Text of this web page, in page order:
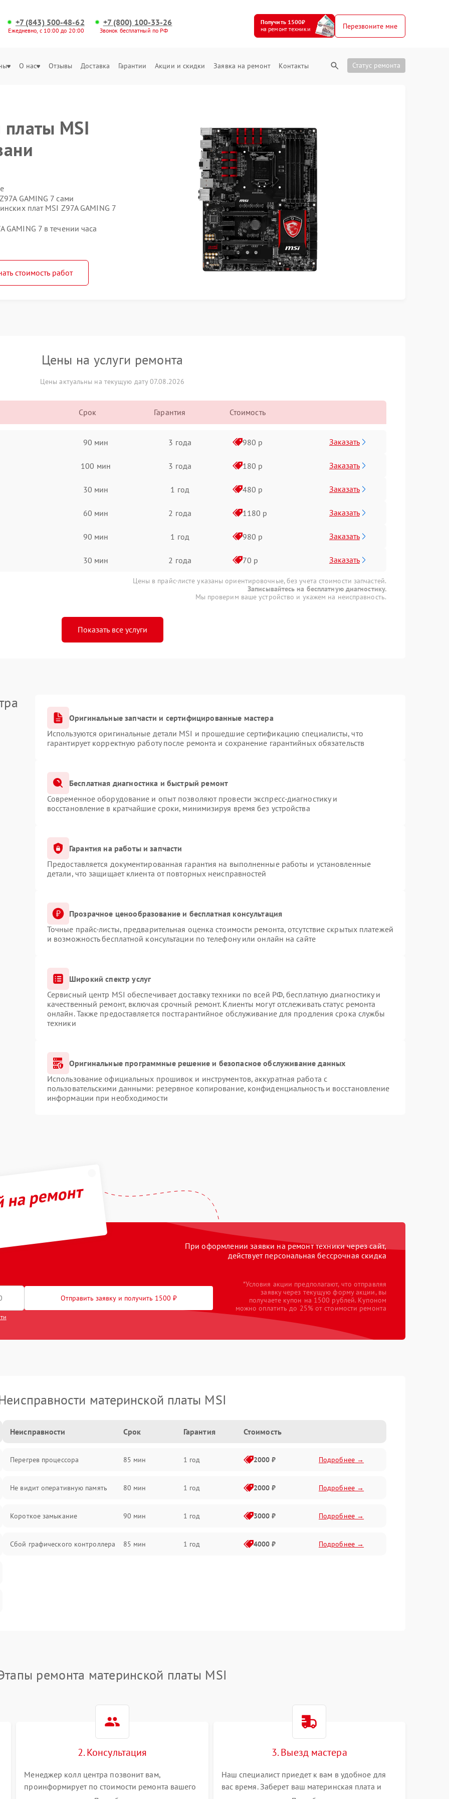
+7 (843) 500-48-62
Ежедневно, с 10:00 до 20:00
+7 (800) 100-33-26
Звонок бесплатный по РФ
Получить 1500₽
на ремонт техники
Перезвоните мне
О нас Отзывы Доставка Гарантии Акции и скидки Заявка на ремонт Контакты Статус ремонта
MSI
GAMING 7 сами
плат MSI Z97A GAMING 7
7 в течении часа
стоимость работ
Цены на услуги ремонта
Цены актуальны на текущую дату 07.08.2026
Срок Гарантия Стоимость
90 мин 3 года 980 р Заказать
100 мин 3 года 180 р Заказать
30 мин 1 год 480 р Заказать
60 мин 2 года 1180 р Заказать
90 мин 1 год 980 р Заказать
30 мин 2 года 70 р Заказать
Цены в прайс-листе указаны ориентировочные, без учета стоимости запчастей.
Записывайтесь на бесплатную диагностику.
Мы проверим ваше устройство и укажем на неисправность.
Показать все услуги
Оригинальные запчасти и сертифицированные мастера
Используются оригинальные детали MSI и прошедшие сертификацию специалисты, что
гарантирует корректную работу после ремонта и сохранение гарантийных обязательств
Бесплатная диагностика и быстрый ремонт
Современное оборудование и опыт позволяют провести экспресс-диагностику и
восстановление в кратчайшие сроки, минимизируя время без устройства
Гарантия на работы и запчасти
Предоставляется документированная гарантия на выполненные работы и установленные
детали, что защищает клиента от повторных неисправностей
Прозрачное ценообразование и бесплатная консультация
Точные прайс-листы, предварительная оценка стоимости ремонта, отсутствие скрытых платежей
и возможность бесплатной консультации по телефону или онлайн на сайте
Широкий спектр услуг
Сервисный центр MSI обеспечивает доставку техники по всей РФ, бесплатную диагностику и
качественный ремонт, включая срочный ремонт. Клиенты могут отслеживать статус ремонта
онлайн. Также предоставляется постгарантийное обслуживание для продления срока службы
техники
Оригинальные программные решение и безопасное обслуживание данных
Использование официальных прошивок и инструментов, аккуратная работа с
пользовательскими данными: резервное копирование, конфиденциальность и восстановление
информации при необходимости
ремонт
При оформлении заявки на ремонт техники через сайт,
действует персональная бессрочная скидка
Отправить заявку и получить 1500 ₽
*Условия акции предполагают, что отправляя
заявку через текущую форму акции, вы
получаете купон на 1500 рублей. Купоном
можно оплатить до 25% от стоимости ремонта
материнской платы MSI
Неисправности Срок Гарантия Стоимость
Перегрев процессора 85 мин 1 год 2000 ₽ Подробнее →
Не видит оперативную память 80 мин 1 год 2000 ₽ Подробнее →
Короткое замыкание 90 мин 1 год 3000 ₽ Подробнее →
Сбой графического контроллера 85 мин 1 год 4000 ₽ Подробнее →
ремонта материнской платы MSI
2. Консультация
Менеджер колл центра позвонит вам,
проинформирует по стоимости ремонта вашего
3. Выезд мастера
Наш специалист приедет к вам в удобное для
вас время. Заберет ваш материнская плата и